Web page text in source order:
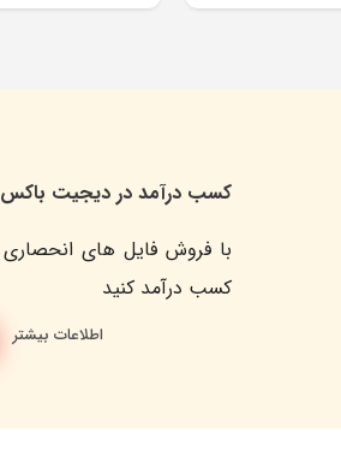
کسب درآمد در دیجیت باکس
با فروش فایل های
کسب درآمد کنید
اطلاعات بیشتر